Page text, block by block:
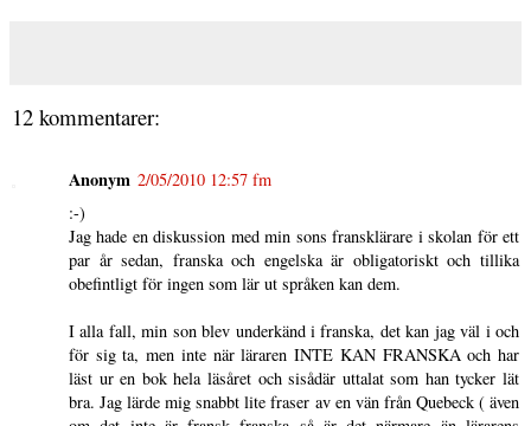
12 kommentarer:
Anonym 2/05/2010 12:57 fm
:-)
Jag hade en diskussion med min sons fransklärare i skolan för ett
par år sedan, franska och engelska är obligatoriskt och tillika
obefintligt för ingen som lär ut språken kan dem.
I alla fall, min son blev underkänd i franska, det kan jag väl i och
för sig ta, men inte när läraren INTE KAN FRANSKA och har
läst ur en bok hela läsåret och sisådär uttalat som han tycker lät
bra. Jag lärde mig snabbt lite fraser av en vän från Quebeck ( även